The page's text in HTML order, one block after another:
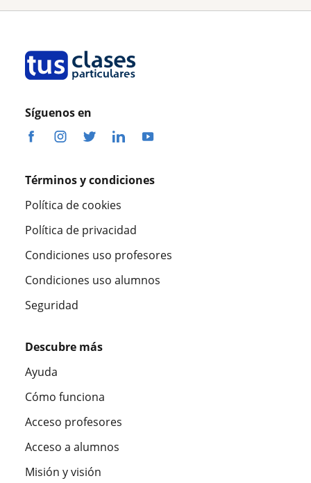
Síguenos en
Términos y condiciones
Política de cookies
Política de privacidad
Condiciones uso profesores
Condiciones uso alumnos
Seguridad
Descubre más
Ayuda
Cómo funciona
Acceso profesores
Acceso a alumnos
Misión y visión